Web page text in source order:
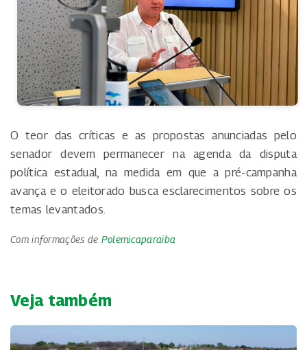
O teor das críticas e as propostas anunciadas pelo
senador devem permanecer na agenda da disputa
política estadual, na medida em que a pré-campanha
avança e o eleitorado busca esclarecimentos sobre os
temas levantados.
Com informações de Polemicaparaiba
Veja também